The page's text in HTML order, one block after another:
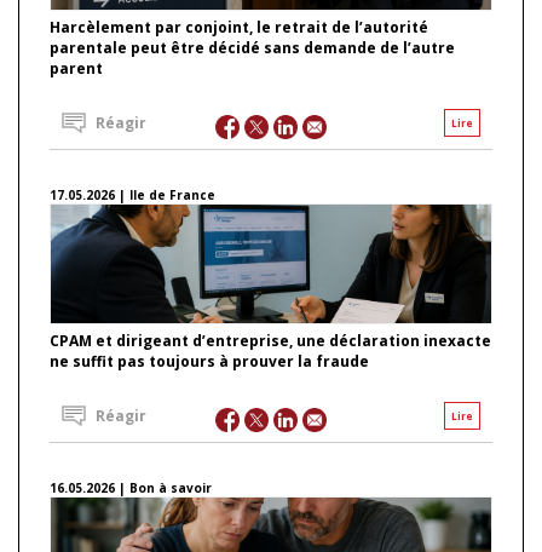
Harcèlement par conjoint, le retrait de l’autorité
parentale peut être décidé sans demande de l’autre
parent
Lire
Réagir
17.05.2026 | Ile de France
CPAM et dirigeant d’entreprise, une déclaration inexacte
ne suffit pas toujours à prouver la fraude
Lire
Réagir
16.05.2026 | Bon à savoir